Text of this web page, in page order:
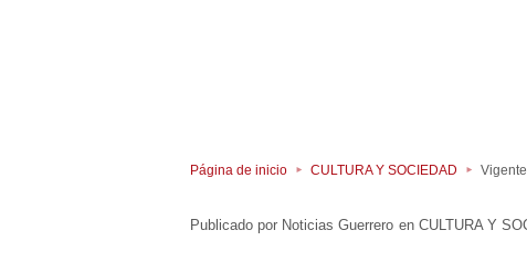
Página de inicio CULTURA Y SOCIEDAD
Noticias Guerrero en CULTURA Y